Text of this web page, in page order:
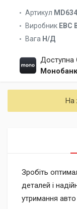
Артикул
Виробник EBC
Вага Н/Д
Доступна
Монобанк
На
Зробіть
деталей і
утримання